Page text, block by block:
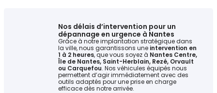
Nos délais d’intervention pour un
dépannage en urgence à Nantes
Grâce à notre implantation stratégique dans
la ville, nous garantissons une intervention en
1 à 2 heures, que vous soyez à Nantes Centre,
Île de Nantes, Saint-Herblain, Rezé, Orvault
ou Carquefou. Nos véhicules équipés nous
permettent d’agir immédiatement avec des
outils adaptés pour une prise en charge
efficace dès notre arrivée.